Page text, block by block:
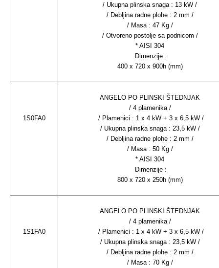
/ Ukupna plinska snaga : 13 kW /
/ Debljina radne plohe : 2 mm /
/ Masa : 47 Kg /
/ Otvoreno postolje sa podnicom /
* AISI 304
Dimenzije :
400 x 720 x 900h (mm)
1S0FA0
ANGELO PO PLINSKI ŠTEDNJAK
/ 4 plamenika /
/ Plamenici : 1 x 4 kW + 3 x 6,5 kW /
/ Ukupna plinska snaga : 23,5 kW /
/ Debljina radne plohe : 2 mm /
/ Masa : 50 Kg /
* AISI 304
Dimenzije :
800 x 720 x 250h (mm)
1S1FA0
ANGELO PO PLINSKI ŠTEDNJAK
/ 4 plamenika /
/ Plamenici : 1 x 4 kW + 3 x 6,5 kW /
/ Ukupna plinska snaga : 23,5 kW /
/ Debljina radne plohe : 2 mm /
/ Masa : 70 Kg /